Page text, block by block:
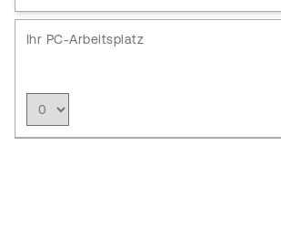
Ihr PC-Arbeitsplatz